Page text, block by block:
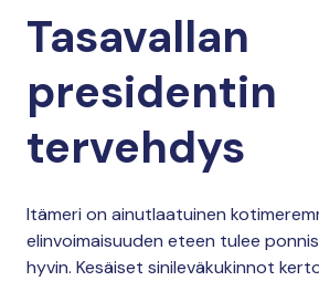
Tasavallan
presidentin
tervehdys
Itämeri on ainutlaatuinen
elinvoimaisuuden eteen tulee
hyvin. Kesäiset sinileväkukinnot